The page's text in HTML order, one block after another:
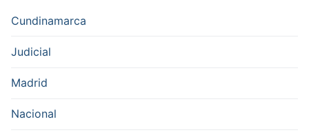
Cundinamarca
Judicial
Madrid
Nacional